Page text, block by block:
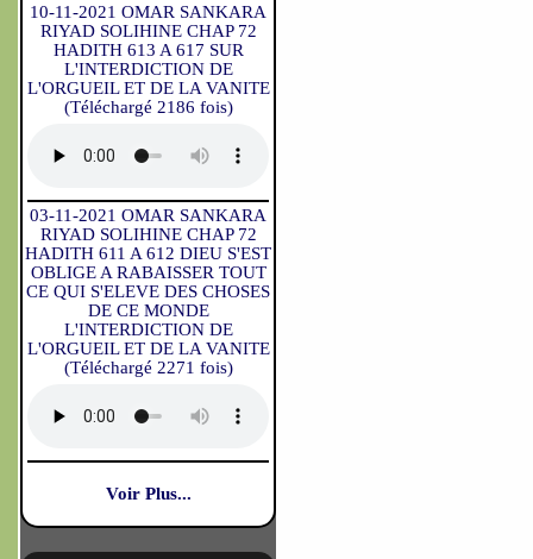
10-11-2021 OMAR SANKARA
RIYAD SOLIHINE CHAP 72
HADITH 613 A 617 SUR
L'INTERDICTION DE
L'ORGUEIL ET DE LA VANITE
(Téléchargé 2186 fois)
03-11-2021 OMAR SANKARA
RIYAD SOLIHINE CHAP 72
HADITH 611 A 612 DIEU S'EST
OBLIGE A RABAISSER TOUT
CE QUI S'ELEVE DES CHOSES
DE CE MONDE
L'INTERDICTION DE
L'ORGUEIL ET DE LA VANITE
(Téléchargé 2271 fois)
Voir Plus...